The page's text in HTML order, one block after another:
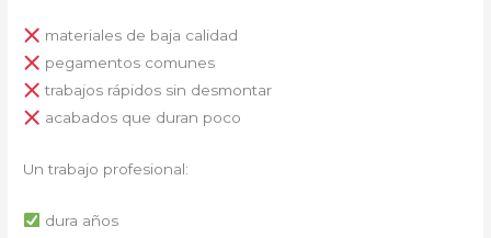
materiales de baja calidad
pegamentos comunes
trabajos rápidos sin desmontar
acabados que duran poco
Un trabajo profesional:
dura años